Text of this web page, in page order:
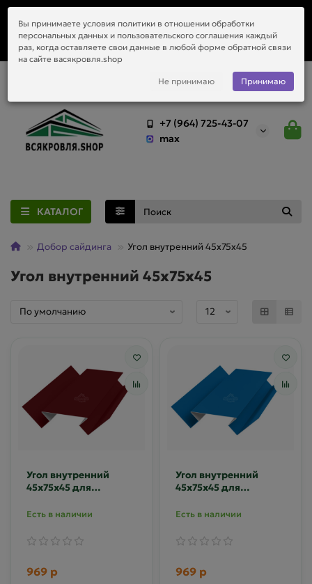
приобретённый у нас материал.
+7 (964) 725-43-07
max
КАТАЛОГ
Добор сайдинга Угол внутренний 45х75х45
Угол внутренний 45х75х45
Угол внутренний
45х75х45 для
3005
Есть в наличии
969 р
Угол внутренний
45х75х45 для
5005
Есть в наличии
969 р
Вы принимаете условия политики в отношении обработки
персональных данных и пользовательского соглашения каждый
раз, когда оставляете свои данные в любой форме обратной связи
на сайте васякровля.shop
Не принимаю Принимаю